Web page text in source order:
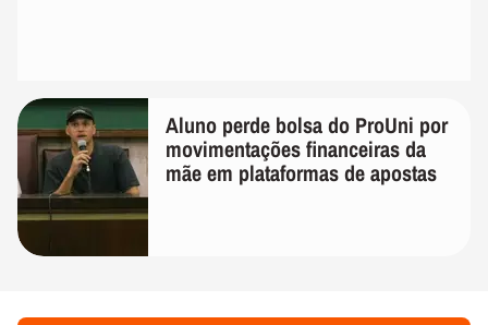
Aluno perde bolsa do ProUni por
movimentações financeiras da
mãe em plataformas de apostas